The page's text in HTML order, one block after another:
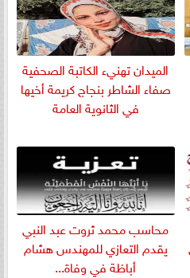
الميدان تهنيء الكاتبة الصحفية
صفاء الشاطر بنجاج كريمة أخيها
في الثانوية العامة
​محاسب محمد ثروت عبد النبي
يقدم التعازي للمهندس هشام
أباظة في وفاة...